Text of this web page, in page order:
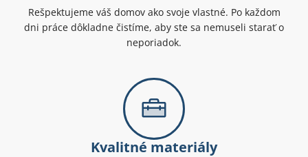
Rešpektujeme váš domov ako svoje vlastné. Po každom
dni práce dôkladne čistíme, aby ste sa nemuseli starať o
neporiadok.
Kvalitné materiály